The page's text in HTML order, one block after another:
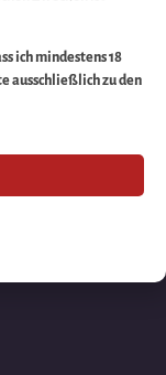
bald
ich mindestens 18
ausschließlich zu den